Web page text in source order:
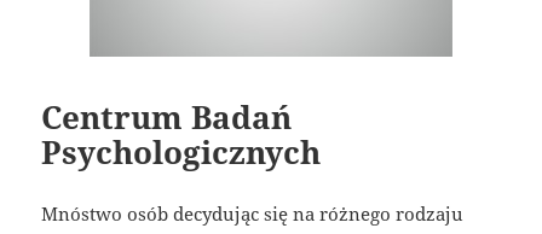
Centrum Badań
Psychologicznych
Mnóstwo osób decydując się na różnego rodzaju